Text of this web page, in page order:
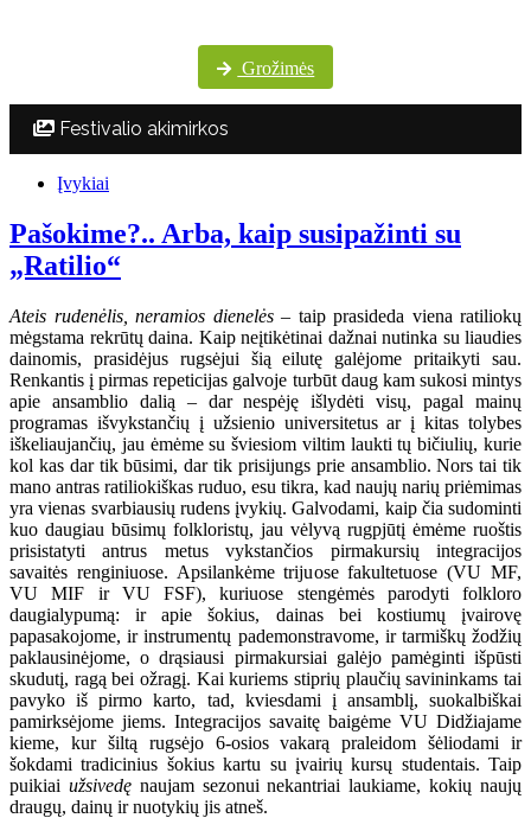
Grožimės
Festivalio akimirkos
Įvykiai
Pašokime?.. Arba, kaip susipažinti su
„Ratilio“
Ateis rudenėlis, neramios dienelės– taip prasideda viena ratiliokų
mėgstama rekrūtų daina. Kaip neįtikėtinai dažnai nutinka su liaudies
dainomis, prasidėjus rugsėjui šią eilutę galėjome pritaikyti sau.
Renkantis į pirmas repeticijas galvoje turbūt daug kam sukosi mintys
apie ansamblio dalią – dar nespėję išlydėti visų, pagal mainų
programas išvykstančių į užsienio universitetus ar į kitas tolybes
iškeliaujančių, jau ėmėme su šviesiom viltim laukti tų bičiulių, kurie
kol kas dar tik būsimi, dar tik prisijungs prie ansamblio. Nors tai tik
mano antras ratiliokiškas ruduo, esu tikra, kad naujų narių priėmimas
yra vienas svarbiausių rudens įvykių. Galvodami, kaip čia sudominti
kuo daugiau būsimų folkloristų, jau vėlyvą rugpjūtį ėmėme ruoštis
prisistatyti antrus metus vykstančios pirmakursių integracijos
savaitės renginiuose. Apsilankėme trijuose fakultetuose (VU MF,
VU MIF ir VU FSF), kuriuose stengėmės parodyti folkloro
daugialypumą: ir apie šokius, dainas bei kostiumų įvairovę
papasakojome, ir instrumentų pademonstravome, ir tarmiškų žodžių
paklausinėjome, o drąsiausi pirmakursiai galėjo pamėginti išpūsti
skudutį, ragą bei ožragį. Kai kuriems stiprių plaučių savininkams tai
pavyko iš pirmo karto, tad, kviesdami į ansamblį, suokalbiškai
pamirksėjome jiems. Integracijos savaitę baigėme VU Didžiajame
kieme, kur šiltą rugsėjo 6-osios vakarą praleidom šėliodami ir
šokdami tradicinius šokius kartu su įvairių kursų studentais. Taip
puikiai užsivedę naujam sezonui nekantriai laukiame, kokių naujų
draugų, dainų ir nuotykių jis atneš.